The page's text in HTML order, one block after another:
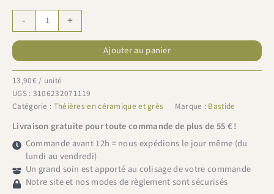
-
de
Bastide
théière
rouge
brillant
0,5L
+
Ajouter au panier
13,90€ / unité
UGS : 3106232071119
Catégorie : Théières en céramique et grès Marque : Bastide
Livraison gratuite pour toute commande de plus de 55 € !
Commande avant 12h = nous expédions le jour même (du
lundi au vendredi)
Un grand soin est apporté au colisage de votre commande
Notre site et nos modes de règlement sont sécurisés